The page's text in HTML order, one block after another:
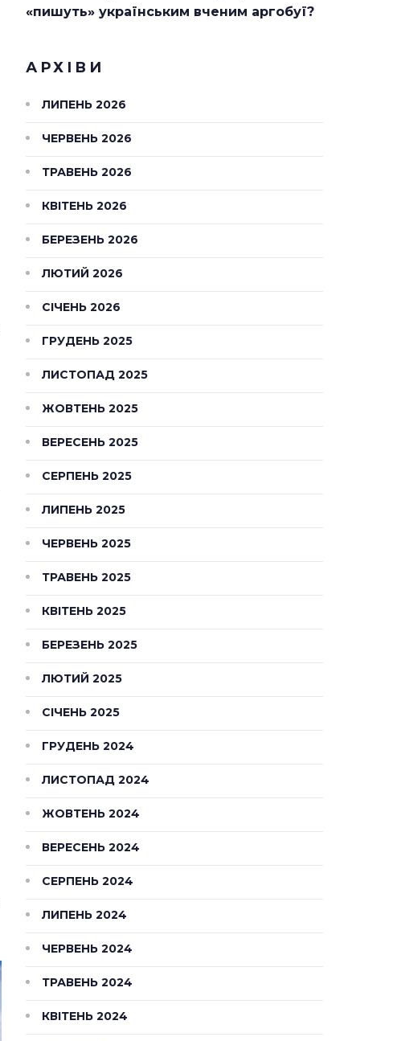
«пишуть» українським вченим аргобуї?
АРХІВИ
ЛИПЕНЬ 2026
ЧЕРВЕНЬ 2026
ТРАВЕНЬ 2026
КВІТЕНЬ 2026
БЕРЕЗЕНЬ 2026
ЛЮТИЙ 2026
СІЧЕНЬ 2026
ГРУДЕНЬ 2025
ЛИСТОПАД 2025
ЖОВТЕНЬ 2025
ВЕРЕСЕНЬ 2025
СЕРПЕНЬ 2025
ЛИПЕНЬ 2025
ЧЕРВЕНЬ 2025
ТРАВЕНЬ 2025
КВІТЕНЬ 2025
БЕРЕЗЕНЬ 2025
ЛЮТИЙ 2025
СІЧЕНЬ 2025
ГРУДЕНЬ 2024
ЛИСТОПАД 2024
ЖОВТЕНЬ 2024
ВЕРЕСЕНЬ 2024
СЕРПЕНЬ 2024
ЛИПЕНЬ 2024
ЧЕРВЕНЬ 2024
ТРАВЕНЬ 2024
КВІТЕНЬ 2024